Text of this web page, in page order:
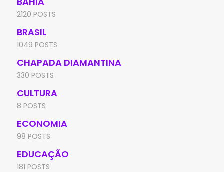
2120 POSTS
BRASIL
1049 POSTS
CHAPADA DIAMANTINA
330 POSTS
CULTURA
8 POSTS
ECONOMIA
98 POSTS
EDUCAÇÃO
181 POSTS